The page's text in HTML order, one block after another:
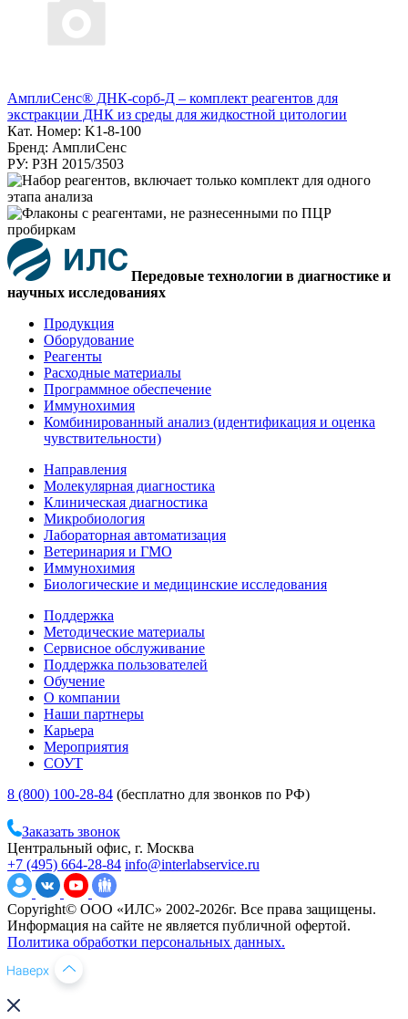
АмплиСенс® ДНК-сорб-Д – комплект реагентов для
экстракции ДНК из среды для жидкостной цитологии
Кат. Номер: K1-8-100
Бренд: АмплиСенс
РУ: РЗН 2015/3503
Передовые технологии в диагностике и
научных исследованиях
Продукция
Оборудование
Реагенты
Расходные материалы
Программное обеспечение
Иммунохимия
Комбинированный анализ (идентификация и оценка
чувствительности)
Направления
Молекулярная диагностика
Клиническая диагностика
Микробиология
Лабораторная автоматизация
Ветеринария и ГМО
Иммунохимия
Биологические и медицинские исследования
Поддержка
Методические материалы
Сервисное обслуживание
Поддержка пользователей
Обучение
О компании
Наши партнеры
Карьера
Мероприятия
СОУТ
8 (800) 100-28-84 (бесплатно для звонков по РФ)
Заказать звонок
Центральный офис, г. Москва
+7 (495) 664-28-84 info@interlabservice.ru
Copyright© ООО «ИЛС» 2002-2026г. Все права защищены.
Информация на сайте не является публичной офертой.
Политика обработки персональных данных.